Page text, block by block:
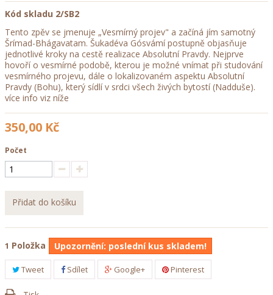
Kód skladu 2/SB2
Tento zpěv se jmenuje „Vesmírný projev" a začíná jím samotný
Šrímad-Bhágavatam. Šukadéva Gósvámí postupně objasňuje
jednotlivé kroky na cestě realizace Absolutní Pravdy. Nejprve
hovoří o vesmírné podobě, kterou je možné vnímat při studování
vesmírného projevu, dále o lokalizovaném aspektu Absolutní
Pravdy (Bohu), který sídlí v srdci všech živých bytostí (Nadduše).
více info viz níže
350,00 Kč
Počet
Přidat do košíku
1 Položka Upozornění: poslední kus skladem!
Tweet Sdílet Google+ Pinterest